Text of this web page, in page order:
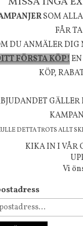
naturen och
ökar trivsel i
FÖLJ OSS
SOM ALLA
FÅR
DU ANMÄLER DIG
FÖRSTA KÖP!EN
KÖP,
GÄLLER
DETTA TROTS ALLT
KIKA IN I VÅR
Vi